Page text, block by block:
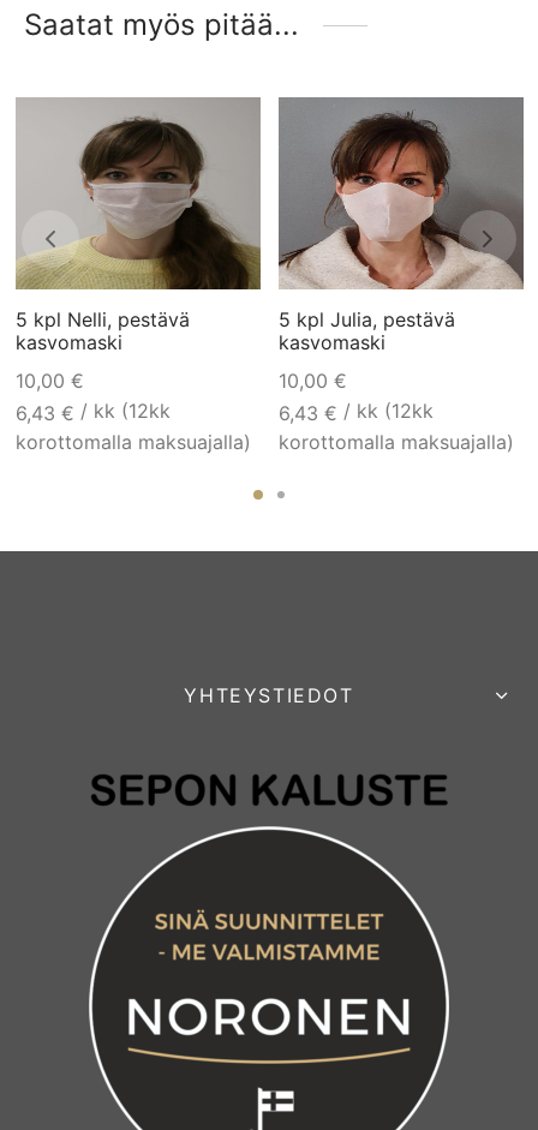
Saatat myös pitää...
5 kpl Nelli, pestävä
kasvomaski
10,00 €
6,43 € / kk (12kk
korottomalla maksuajalla)
5 kpl Julia, pestävä
kasvomaski
10,00 €
6,43 € / kk (12kk
korottomalla maksuajalla)
YHTEYSTIEDOT